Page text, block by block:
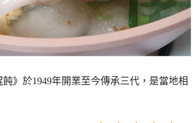
》於1949年開業至今傳承三代，是當地相